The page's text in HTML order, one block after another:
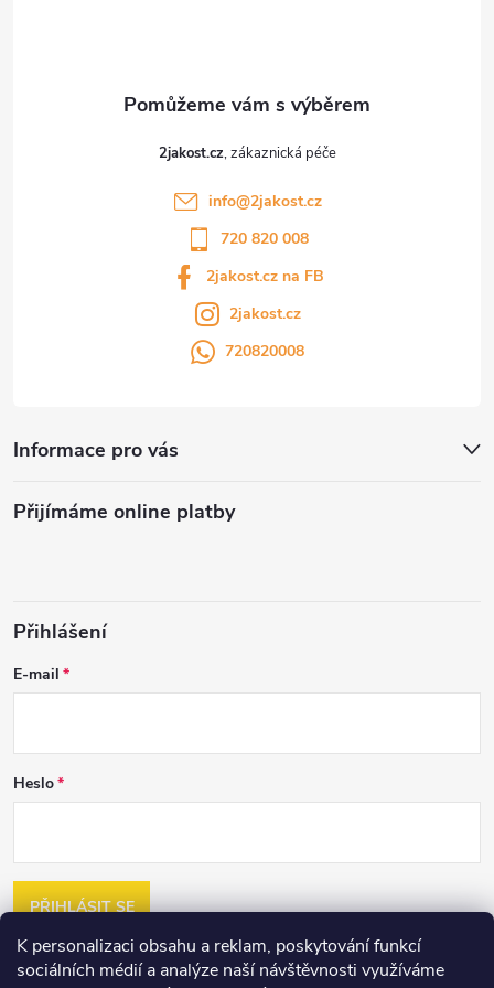
K personalizaci obsahu a reklam, poskytování funkcí
sociálních médií a analýze naší návštěvnosti využíváme
2jakost.cz
info@2jakost.cz
720 820 008
2jakost.cz na FB
2jakost.cz
720820008
Informace pro vás
Přijímáme online platby
Přihlášení
E-mail
Heslo
PŘIHLÁSIT SE
Nová registrace